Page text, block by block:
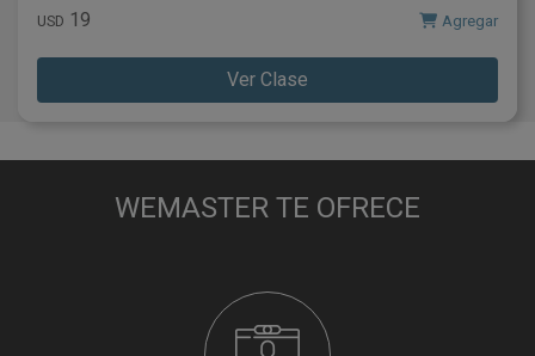
USD 19 Agregar
Ver Clase
WEMASTER TE OFRECE